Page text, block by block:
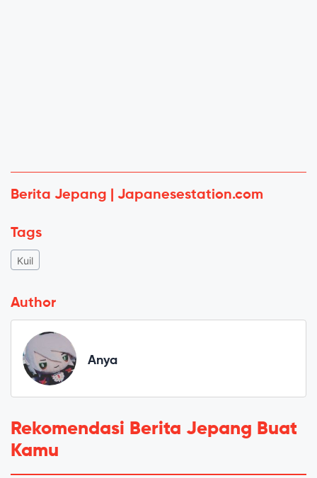
Berita Jepang | Japanesestation.com
Tags
Kuil
Author
Anya
Rekomendasi Berita Jepang Buat
Kamu